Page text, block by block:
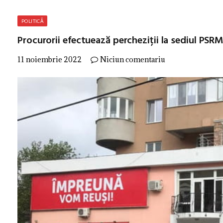
POLITICĂ
Procurorii efectuează percheziții la sediul
11 noiembrie 2022 Niciun comentariu